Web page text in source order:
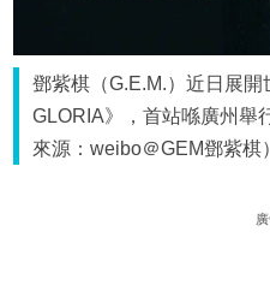
鄧紫棋（G.E.M.）近日展開
GLORIA》，首站喺廣州舉
來源：weibo＠GEM鄧紫棋）